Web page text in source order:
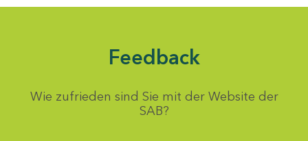
Feedback
Wie zufrieden sind Sie mit der Website der
SAB?